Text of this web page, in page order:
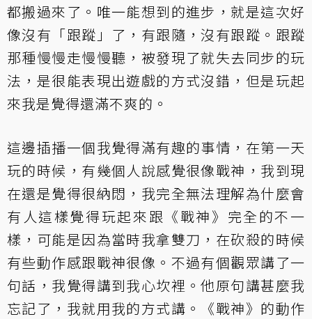
都搬過來了。唯一能想到的進步，就是這次好
像沒有「跟蹤」了，有跟隨，沒有跟蹤。跟蹤
那種慢慢走慢慢聽，被發現了就失去同步的玩
法，是很能表現出遊戲的方式沒錯，但是玩起
來我是覺得還滿不爽的。
這邊插播一個我覺得滿有趣的事情，在第一天
玩的時候，有幾個人說感覺很像戰神，我到現
在還是覺得很納悶，我完全無法理解為什麼會
有人這樣覺得玩起來跟《戰神》完全的不一
樣，可能是因為當時我拿雙刀，在砍殺的時候
有些動作感跟戰神很像。不過有個觀眾講了一
句話，我覺得講到我心坎裡。他原句講甚麼我
忘記了，我就用我的方式講。《戰神》的動作